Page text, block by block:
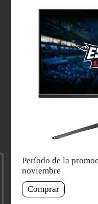
Período de la
noviembre
Comprar